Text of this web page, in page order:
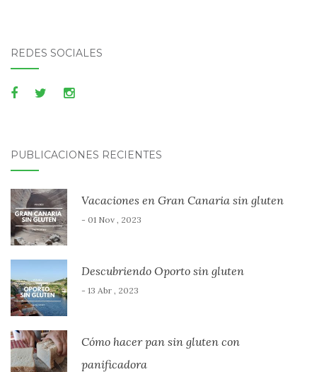
REDES SOCIALES
PUBLICACIONES RECIENTES
Vacaciones en Gran Canaria sin gluten
- 01 Nov , 2023
Descubriendo Oporto sin gluten
- 13 Abr , 2023
Cómo hacer pan sin gluten con
panificadora